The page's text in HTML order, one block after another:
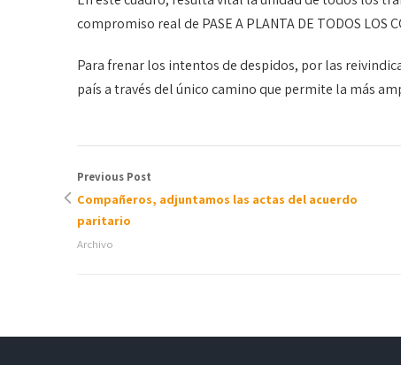
compromiso real de PASE A PLANTA DE TODOS LOS
Para frenar los intentos de despidos, por las
país a través del único camino que permite la más
Previous Post
Compañeros, adjuntamos las actas del acuerdo
paritario
Archivo